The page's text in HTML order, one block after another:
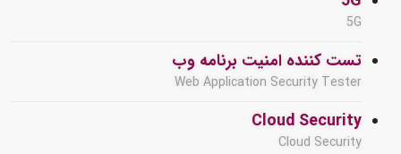
5G
تست کننده امنیت برنامه وب
Web Application Security Tester
Cloud Security
Cloud Security